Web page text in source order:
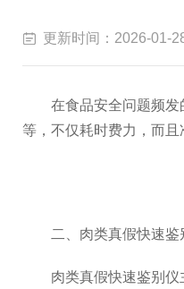
更新时间：2026-01-
在食品安全问题频发的
等，不仅耗时费力，而
二、肉类真假快速鉴
肉类真假快速鉴别仪主